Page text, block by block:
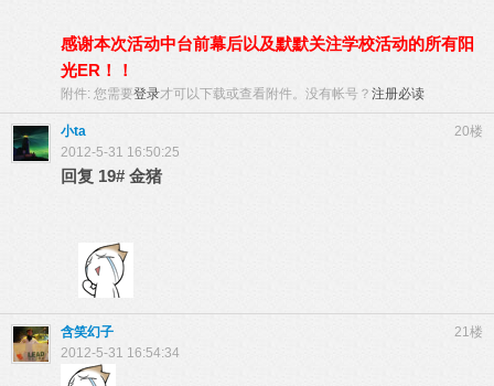
感谢本次活动中台前幕后以及默默关注学校活动的所有阳
光ER！！
附件: 您需要登录才可以下载或查看附件。没有帐号？ 注册必读
20楼
小ta
2012-5-31 16:50:25
回复 19# 金猪
21楼
含笑幻子
2012-5-31 16:54:34